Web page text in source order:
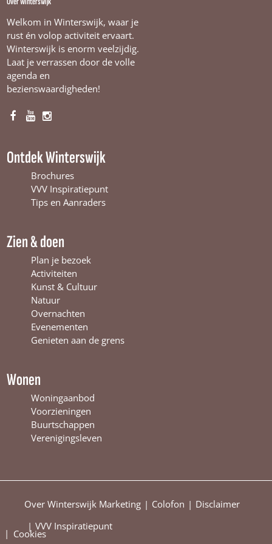
Welkom in Winterswijk, waar je
rust én volop activiteit ervaart.
Winterswijk is enorm veelzijdig.
Laat je verrassen door de volle
agenda en
bezienswaardigheden!
F
e
i
Y
T
u
b
e
n
t
e
r
s
w
i
I
t
a
g
r
W
n
w
Ontdek Winterswijk
Brochures
VVV Inspiratiepunt
Tips en Aanraders
Zien & doen
Plan je bezoek
Activiteiten
Kunst & Cultuur
Natuur
Overnachten
Evenementen
Genieten aan de grens
Wonen
Woningaanbod
Voorzieningen
Buurtschappen
Verenigingsleven
Over Winterswijk Marketing Colofon
Disclaimer
VVV Inspiratiepunt
| Cookies